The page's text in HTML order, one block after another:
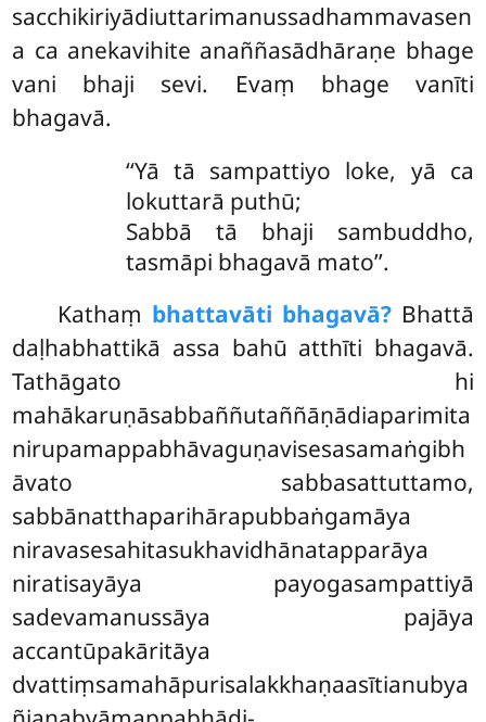
sacchikiriyādiuttarimanussadhammavasen
a ca anekavihite anaññasādhāraṇe bhage
vani bhaji sevi. Evaṃ bhage vanīti
bhagavā.
‘‘Yā tā sampattiyo loke, yā ca
lokuttarā puthū;
Sabbā tā bhaji sambuddho,
tasmāpi bhagavā mato’’.
Kathaṃ bhattavāti bhagavā?Bhattā
daḷhabhattikā assa bahū atthīti bhagavā.
Tathāgato hi
mahākaruṇāsabbaññutaññāṇādiaparimita
nirupamappabhāvaguṇavisesasamaṅgibh
āvato sabbasattuttamo,
sabbānatthaparihārapubbaṅgamāya
niravasesahitasukhavidhānatapparāya
niratisayāya payogasampattiyā
sadevamanussāya pajāya
accantūpakāritāya
dvattiṃsamahāpurisalakkhaṇaasītianubya